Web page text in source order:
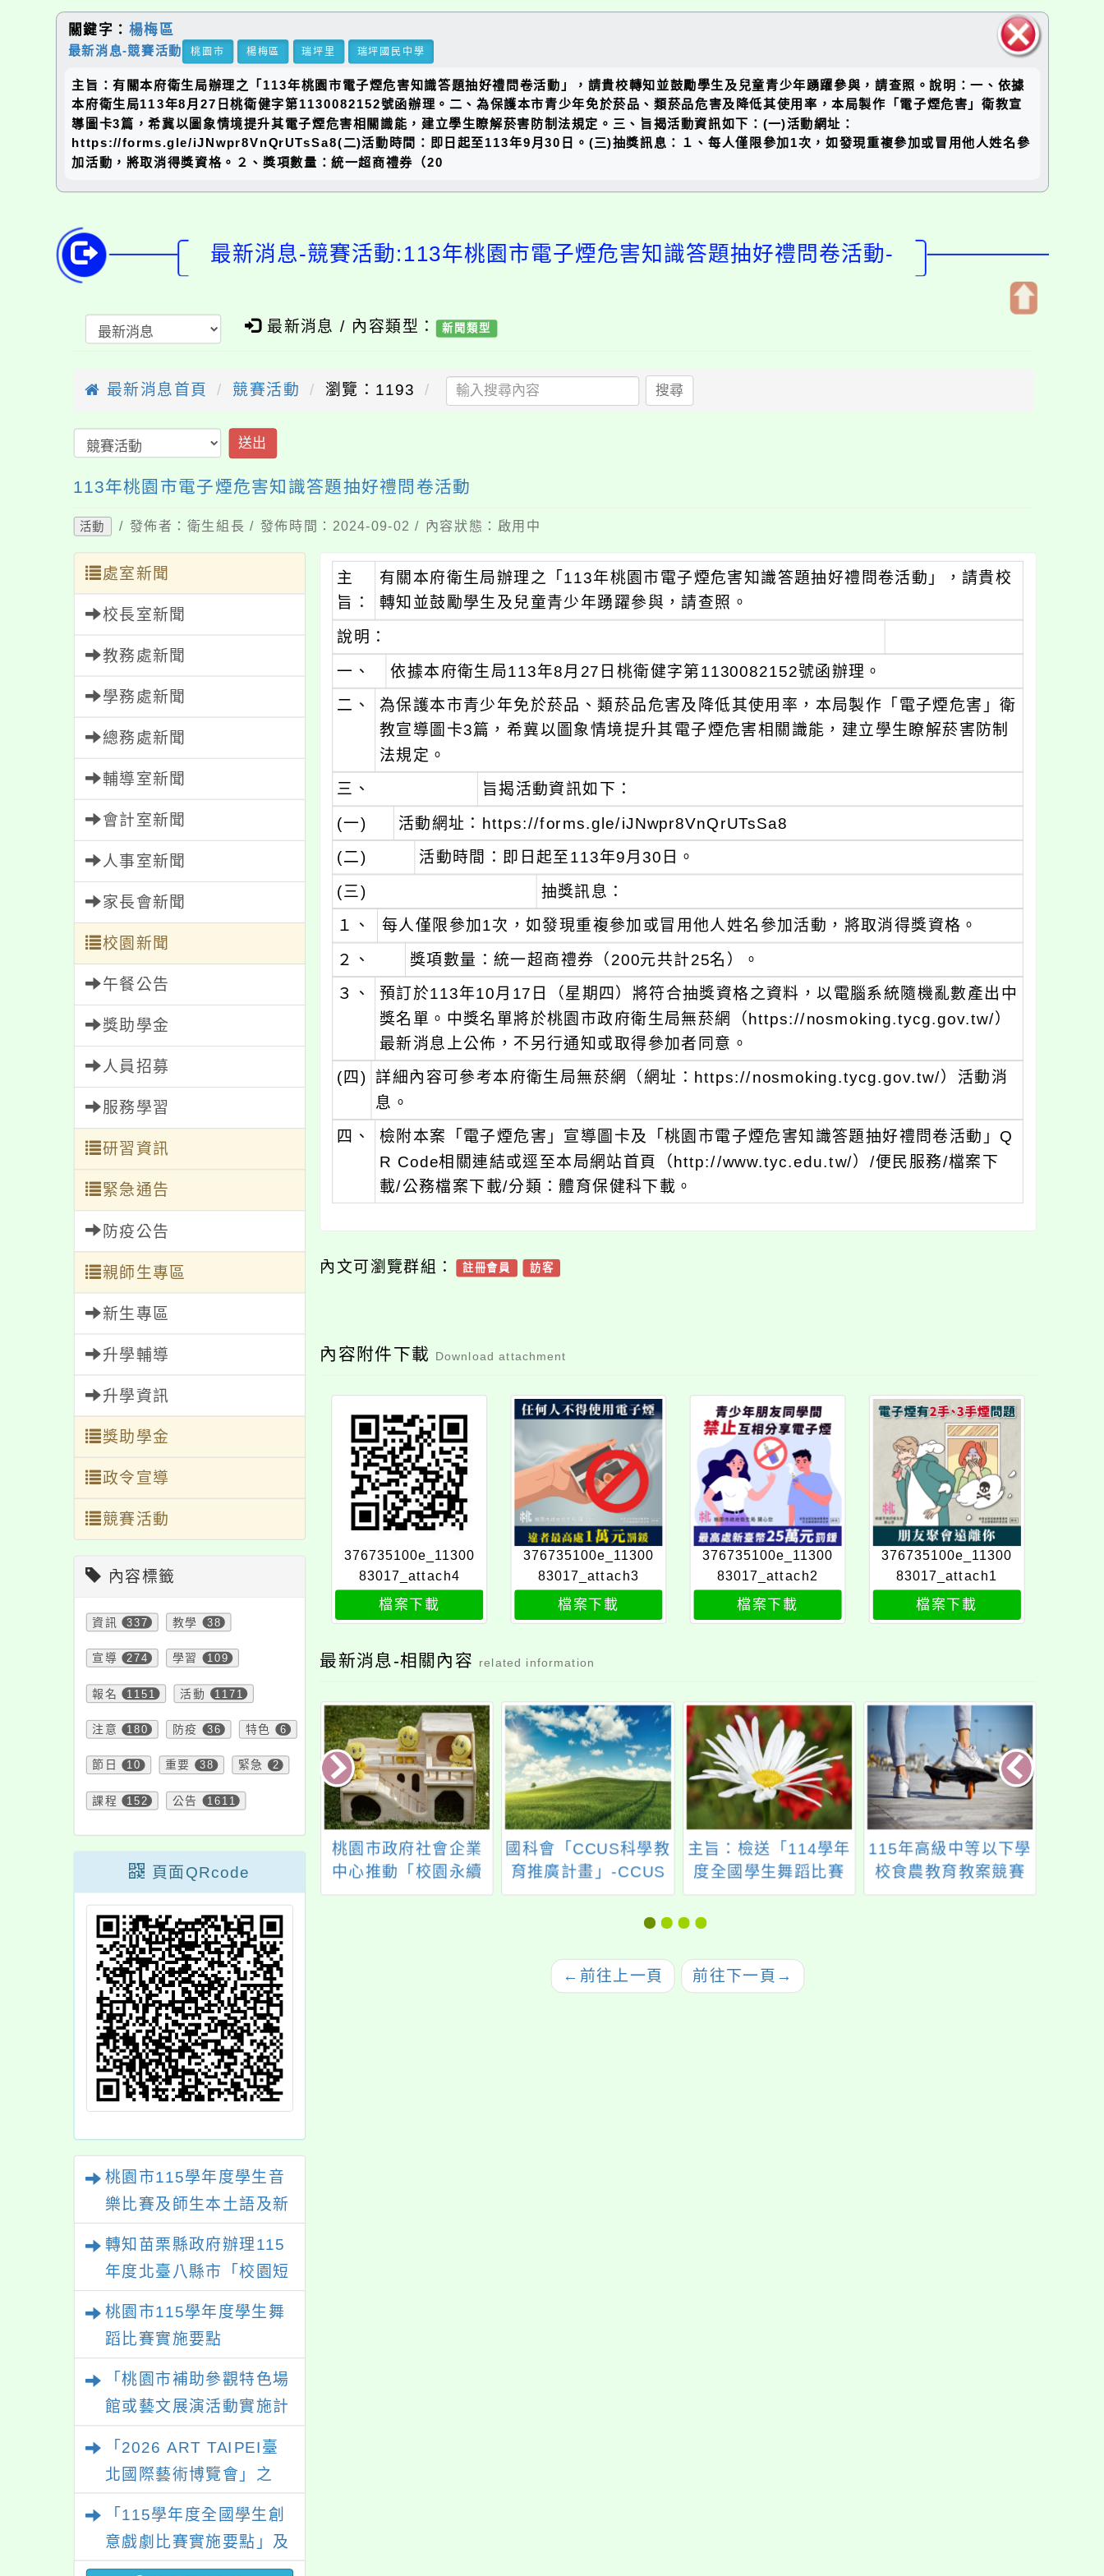
塊
關鍵字： 楊梅區
最新消息-競賽活動 桃園市 楊梅區 瑞坪里 瑞坪國民中學
主旨：有關本府衛生局辦理之「113年桃園市電子煙危害知識答題抽好禮問卷活動」，請貴校轉知並鼓勵學生及兒童青少年踴躍參與，請查照。說明：一、依據
本府衛生局113年8月27日桃衛健字第1130082152號函辦理。二、為保護本市青少年免於菸品、類菸品危害及降低其使用率，本局製作「電子煙危害」衛教宣
導圖卡3篇，希冀以圖象情境提升其電子煙危害相關識能，建立學生瞭解菸害防制法規定。三、旨揭活動資訊如下：(一)活動網址：
https://forms.gle/iJNwpr8VnQrUTsSa8(二)活動時間：即日起至113年9月30日。(三)抽獎訊息：１、每人僅限參加1次，如發現重複參加或冒用他人姓名參
加活動，將取消得獎資格。２、獎項數量：統一超商禮券（20
最新消息-競賽活動:113年桃園市電子煙危害知識答題抽好禮問卷活動-
最新消息 / 內容類型： 新聞類型
最新消息首頁 競賽活動 瀏覽：1193 搜尋
送出
113年桃園市電子煙危害知識答題抽好禮問卷活動
活動 / 發佈者：衛生組長 / 發佈時間：2024-09-02 / 內容狀態：啟用中
處室新聞
校長室新聞
教務處新聞
學務處新聞
總務處新聞
輔導室新聞
會計室新聞
人事室新聞
家長會新聞
校園新聞
午餐公告
獎助學金
人員招募
服務學習
研習資訊
緊急通告
防疫公告
親師生專區
新生專區
升學輔導
升學資訊
獎助學金
政令宣導
競賽活動
內容標籤
資訊 337 教學 38
宣導 274 學習 109
報名 1151 活動 1171
注意 180 防疫 36 特色 6
節日 10 重要 38 緊急 2
課程 152 公告 1611
頁面QRcode
桃園市115學年度學生音
樂比賽及師生本土語及新
轉知苗栗縣政府辦理115
年度北臺八縣市「校園短
員」簡章及活動海報，歡
迎學生踴躍報名參加。
桃園市115學年度學生舞
蹈比賽實施要點
「桃園市補助參觀特色場
館或藝文展演活動實施計
「2026 ART TAIPEI臺
北國際藝術博覽會」之
「115學年度全國學生創
意戲劇比賽實施要點」及
修正內容對照表
主
旨：
有關本府衛生局辦理之「113年桃園市電子煙危害知識答題抽好禮問卷活動」，請貴校
轉知並鼓勵學生及兒童青少年踴躍參與，請查照。
說明：
一、 依據本府衛生局113年8月27日桃衛健字第1130082152號函辦理。
二、
為保護本市青少年免於菸品、類菸品危害及降低其使用率，本局製作「電子煙危害」衛
教宣導圖卡3篇，希冀以圖象情境提升其電子煙危害相關識能，建立學生瞭解菸害防制
法規定。
三、
旨揭活動資訊如下：
(一)
活動網址：https://forms.gle/iJNwpr8VnQrUTsSa8
(二) 活動時間：即日起至113年9月30日。
(三) 抽獎訊息：
１、 每人僅限參加1次，如發現重複參加或冒用他人姓名參加活動，將取消得獎資格。
２、 獎項數量：統一超商禮券（200元共計25名）。
３、 預訂於113年10月17日（星期四）將符合抽獎資格之資料，以電腦系統隨機亂數產出中
獎名單。中獎名單將於桃園市政府衛生局無菸網（https://nosmoking.tycg.gov.tw/）
最新消息上公佈，不另行通知或取得參加者同意。
(四) 詳細內容可參考本府衛生局無菸網（網址：https://nosmoking.tycg.gov.tw/）活動消
息。
四、
檢附本案「電子煙危害」宣導圖卡及「桃園市電子煙危害知識答題抽好禮問卷活動」Q
R Code相關連結或逕至本局網站首頁（http://www.tyc.edu.tw/）/便民服務/檔案下
載/公務檔案下載/分類：體育保健科下載。
內文可瀏覽群組： 註冊會員 訪客
內容附件下載 Download attachment
376735100e_11300
83017_attach4
檔案下載
376735100e_11300
83017_attach3
檔案下載
376735100e_11300
83017_attach2
檔案下載
376735100e_11300
83017_attach1
檔案下載
最新消息-相關內容 related information
轉知國立臺灣
辦理「115年度
戶外教育成效
投件說明暨經
會」一案，詳
明，請查照。
創新科技、數位媒體
及未來科技之認識，
本局敬邀貴校師生參
加安東青創基地XR 體
驗活動，並惠予協助
發布電子海報廣為宣
傳，請查照。
桃園市政府社會企業
中心推動「校園永續
課程專案」
國科會「CCUS科學教
育推廣計畫」-CCUS
主題教育場館參訪活
主旨：檢送「114學年
度全國學生舞蹈比賽
實施要點」乙份，請
115年高級中等以下學
校食農教育教案競賽
活動
← 前往上一頁 前往下一頁 →